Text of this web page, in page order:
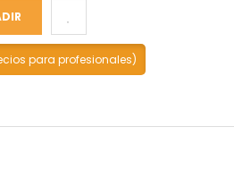
para profesionales)